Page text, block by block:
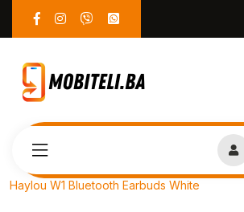
Haylou W1 Bluetooth Earbuds White